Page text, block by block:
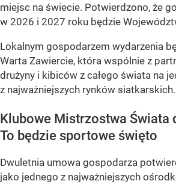
miejsc na świecie. Potwierdzono, że
w 2026 i 2027 roku będzie
Lokalnym gospodarzem wydarzenia
Warta Zawiercie, która wspólnie z
drużyny i kibiców z całego świata na
z najważniejszych rynków siatkarskich.
Klubowe Mistrzostwa Świata
To będzie sportowe święto
Dwuletnia umowa gospodarza
jako jednego z najważniejszych